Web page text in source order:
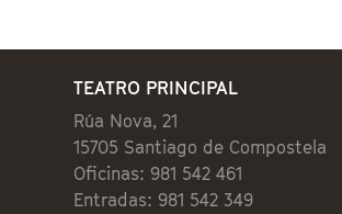
TEATRO PRINCIPAL
Rúa Nova, 21
15705 Santiago de Compostela
Oficinas: 981 542 461
Entradas: 981 542 349